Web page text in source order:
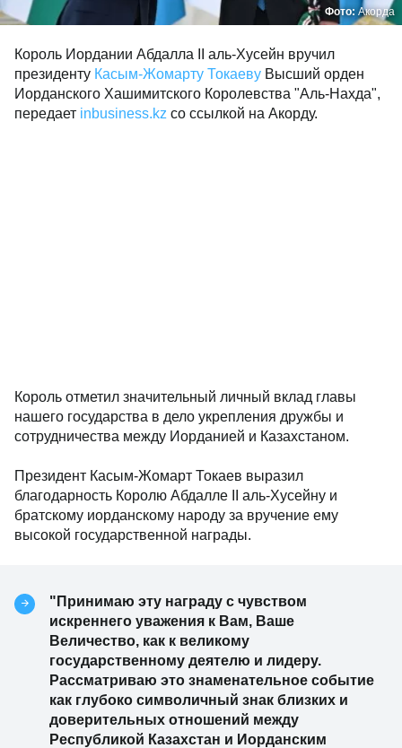
Фото: Акорда
Король Иордании Абдалла II аль-Хусейн вручил
президенту Касым-Жомарту Токаеву Высший орден
Иорданского Хашимитского Королевства "Аль-Нахда",
передает inbusiness.kz со ссылкой на Акорду.
Король отметил значительный личный вклад главы
нашего государства в дело укрепления дружбы и
сотрудничества между Иорданией и Казахстаном.
Президент Касым-Жомарт Токаев выразил
благодарность Королю Абдалле II аль-Хусейну и
братскому иорданскому народу за вручение ему
высокой государственной награды.
"Принимаю эту награду с чувством
искреннего уважения к Вам, Ваше
Величество, как к великому
государственному деятелю и лидеру.
Рассматриваю это знаменательное событие
как глубоко символичный знак близких и
доверительных отношений между
Республикой Казахстан и Иорданским